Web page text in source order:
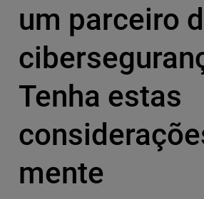
um parceiro
Tenha estas
mente